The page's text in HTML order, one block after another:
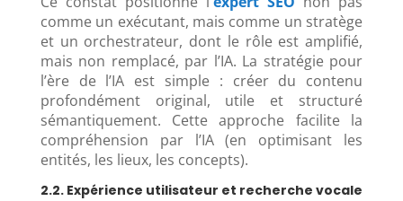
comme un exécutant, mais comme un stratège
et un orchestrateur, dont le rôle est amplifié,
mais non remplacé, par l’IA. La stratégie pour
l’ère de l’IA est simple : créer du contenu
profondément original, utile et structuré
sémantiquement. Cette approche facilite la
compréhension par l’IA (en optimisant les
entités, les lieux, les concepts).
2.2. Expérience utilisateur et recherche vocale